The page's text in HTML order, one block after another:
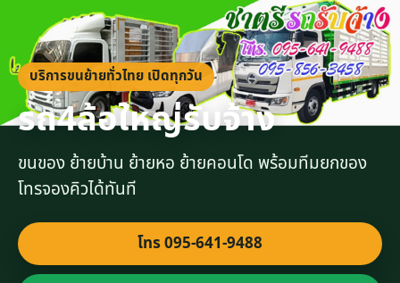
บริการขนย้ายทั่วไทย เปิดทุกวัน
รถ4ล้อใหญ่รับจ้าง
ขนของ ย้ายบ้าน ย้ายหอ ย้ายคอนโด พร้อมทีมยกของ
โทรจองคิวได้ทันที
โทร 095-641-9488